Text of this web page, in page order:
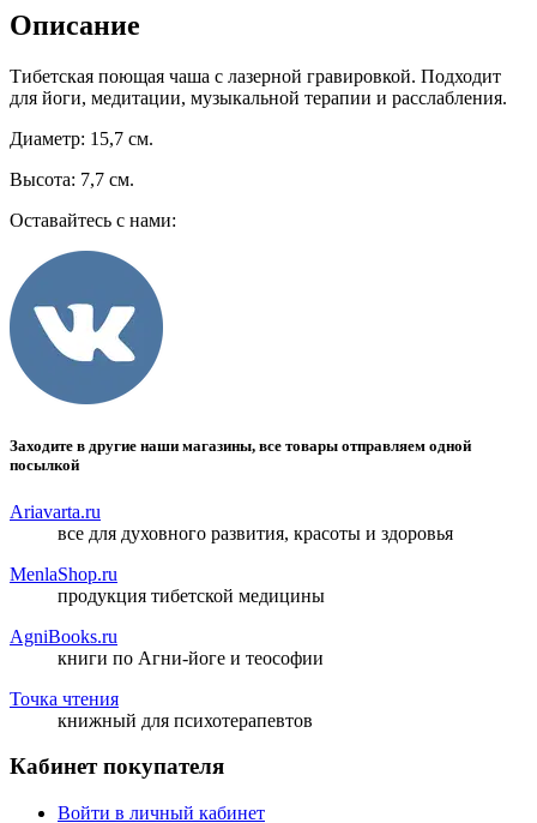
Описание
Тибетская поющая чаша с лазерной гравировкой. Подходит
для йоги, медитации, музыкальной терапии и расслабления.
Диаметр: 15,7 см.
Высота: 7,7 см.
Оставайтесь с нами:
Заходите в другие наши магазины, все товары отправляем одной
посылкой
Ariavarta.ru
все для духовного развития, красоты и здоровья
MenlaShop.ru
продукция тибетской медицины
AgniBooks.ru
книги по Агни-йоге и теософии
Точка чтения
книжный для психотерапевтов
Кабинет покупателя
Войти в личный кабинет